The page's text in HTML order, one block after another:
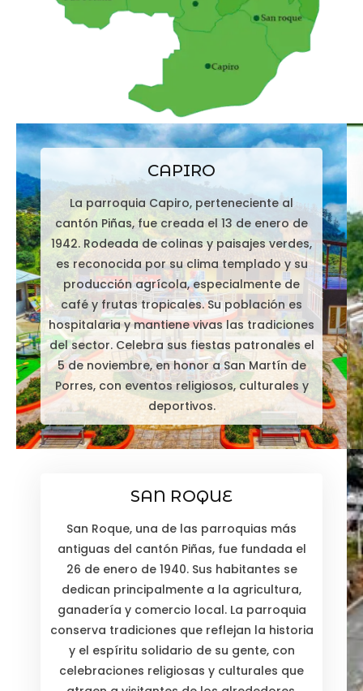
CAPIRO
La parroquia Capiro, perteneciente al
cantón Piñas, fue creada el 13 de enero de
1942. Rodeada de colinas y paisajes verdes,
es reconocida por su clima templado y su
producción agrícola, especialmente de
café y frutas tropicales. Su población es
hospitalaria y mantiene vivas las tradiciones
del sector. Celebra sus fiestas patronales el
5 de noviembre, en honor a San Martín de
Porres, con eventos religiosos, culturales y
deportivos.
SAN ROQUE
San Roque, una de las parroquias más
antiguas del cantón Piñas, fue fundada el
26 de enero de 1940. Sus habitantes se
dedican principalmente a la agricultura,
ganadería y comercio local. La parroquia
conserva tradiciones que reflejan la historia
y el espíritu solidario de su gente, con
celebraciones religiosas y culturales que